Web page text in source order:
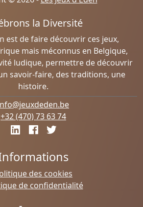
la Diversité
est de faire découvrir ces jeux,
mais méconnus en Belgique,
ludique, permettre de découvrir
savoir-faire, des traditions, une
histoire.
+32 (470) 73 63 74
des cookies
de confidentialité